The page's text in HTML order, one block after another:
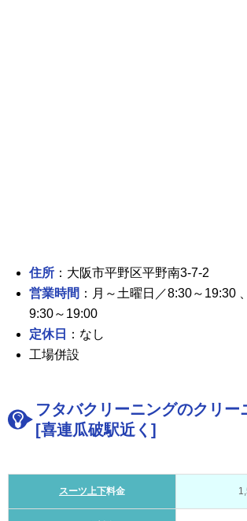
住所 ：大阪市平野区平野南3-7-2
営業時間 ：月～土曜日／8:30～19:30
9:30～19:00
定休日
：なし
工場併設
フタバクリーニングのクリー
[喜連瓜破駅近く]
スーツ上下料金